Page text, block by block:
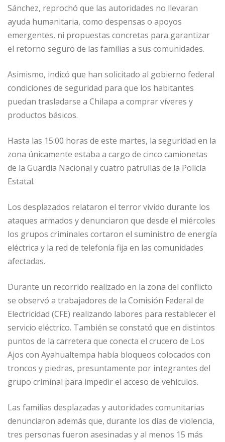
Sánchez, reprochó que las autoridades no llevaran
ayuda humanitaria, como despensas o apoyos
emergentes, ni propuestas concretas para garantizar
el retorno seguro de las familias a sus comunidades.
Asimismo, indicó que han solicitado al gobierno federal
condiciones de seguridad para que los habitantes
puedan trasladarse a Chilapa a comprar víveres y
productos básicos.
Hasta las 15:00 horas de este martes, la seguridad en la
zona únicamente estaba a cargo de cinco camionetas
de la Guardia Nacional y cuatro patrullas de la Policía
Estatal.
Los desplazados relataron el terror vivido durante los
ataques armados y denunciaron que desde el miércoles
los grupos criminales cortaron el suministro de energía
eléctrica y la red de telefonía fija en las comunidades
afectadas.
Durante un recorrido realizado en la zona del conflicto
se observó a trabajadores de la Comisión Federal de
Electricidad (CFE) realizando labores para restablecer el
servicio eléctrico. También se constató que en distintos
puntos de la carretera que conecta el crucero de Los
Ajos con Ayahualtempa había bloqueos colocados con
troncos y piedras, presuntamente por integrantes del
grupo criminal para impedir el acceso de vehículos.
Las familias desplazadas y autoridades comunitarias
denunciaron además que, durante los días de violencia,
tres personas fueron asesinadas y al menos 15 más